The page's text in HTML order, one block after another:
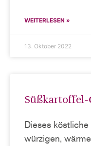
WEITERLESEN »
13. Oktober 2022
Dieses
würzigen,